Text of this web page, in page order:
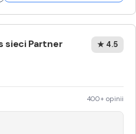
sieci Partner
★ 4.5
400+ opinii